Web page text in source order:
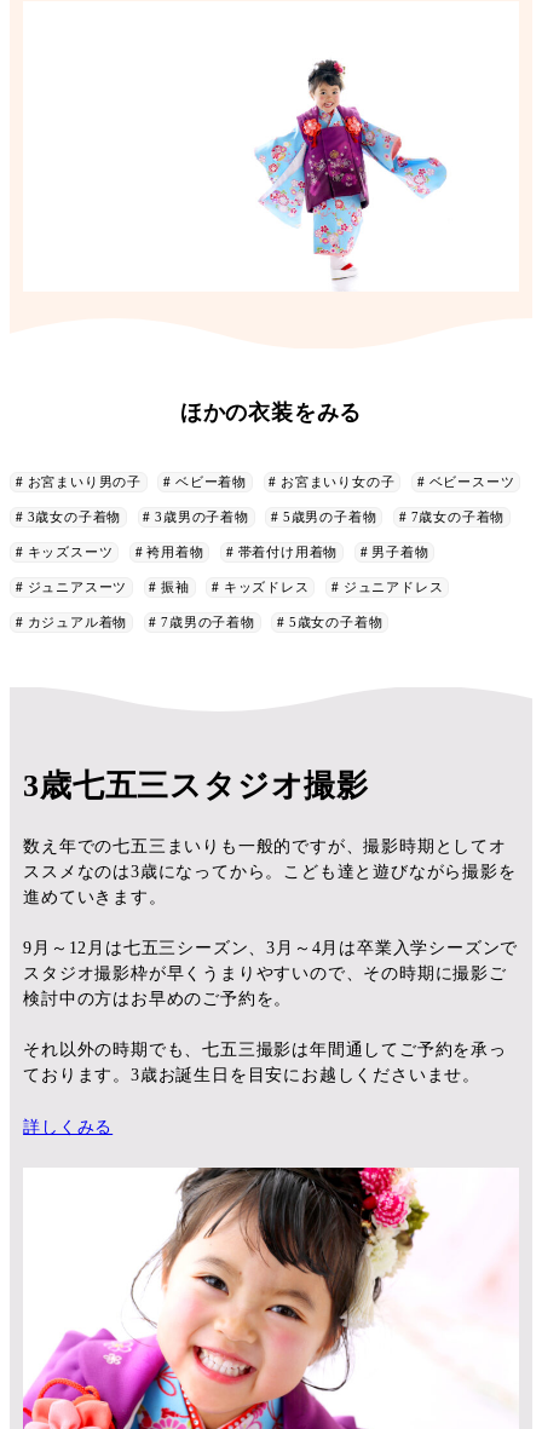
ほかの衣装をみる
お宮まいり男の子 ベビー着物 お宮まいり女の子 ベビースーツ
3歳女の子着物 3歳男の子着物 5歳男の子着物 7歳女の子着物
キッズスーツ 袴用着物 帯着付け用着物 男子着物
ジュニアスーツ 振袖 キッズドレス ジュニアドレス
カジュアル着物 7歳男の子着物 5歳女の子着物
3歳七五三スタジオ撮影
数え年での七五三まいりも一般的ですが、撮影時期としてオ
ススメなのは3歳になってから。こども達と遊びながら撮影を
進めていきます。
9月～12月は七五三シーズン、3月～4月は卒業入学シーズンで
スタジオ撮影枠が早くうまりやすいので、その時期に撮影ご
検討中の方はお早めのご予約を。
それ以外の時期でも、七五三撮影は年間通してご予約を承っ
ております。3歳お誕生日を目安にお越しくださいませ。
詳しくみる